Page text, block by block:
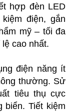
hợp đèn LED
điện, gắn
mỹ – tối đa
cao nhất.
điện năng ít
thường. Sử
tiêu thụ cực
biển. Tiết kiệm